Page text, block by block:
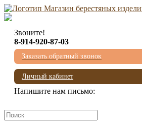
Звоните!
8-914-920-87-03
Заказать обратный звонок
Личный кабинет
Напишите нам письмо: